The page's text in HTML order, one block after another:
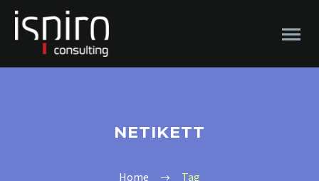
NETIKETT
Home Tag